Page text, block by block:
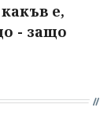
е,
- защо